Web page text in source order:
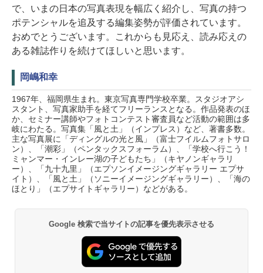
で、いまの日本の写真表現を幅広く紹介し、写真の持つ
ポテンシャルを追及する編集姿勢が評価されています。
おめでとうございます。これからも見応え、読み応えの
ある雑誌作りを続けてほしいと思います。
岡嶋和幸
1967年、福岡県生まれ。東京写真専門学校卒業。スタジオアシ
スタント、写真家助手を経てフリーランスとなる。作品発表のほ
か、セミナー講師やフォトコンテスト審査員など活動の範囲は多
岐にわたる。写真集「風と土」（インプレス）など、著書多数。
主な写真展に「ディングルの光と風」（富士フイルムフォトサロ
ン）、「潮彩」（ペンタックスフォーラム）、「学校へ行こう！
ミャンマー・インレー湖の子どもたち」（キヤノンギャラリ
ー）、「九十九里」（エプソンイメージングギャラリー エプサ
イト）、「風と土」（ソニーイメージングギャラリー）、「海の
ほとり」（エプサイトギャラリー）などがある。
Google 検索で当サイトの記事を優先表示させる